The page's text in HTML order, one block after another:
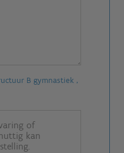
B gymnastiek ,